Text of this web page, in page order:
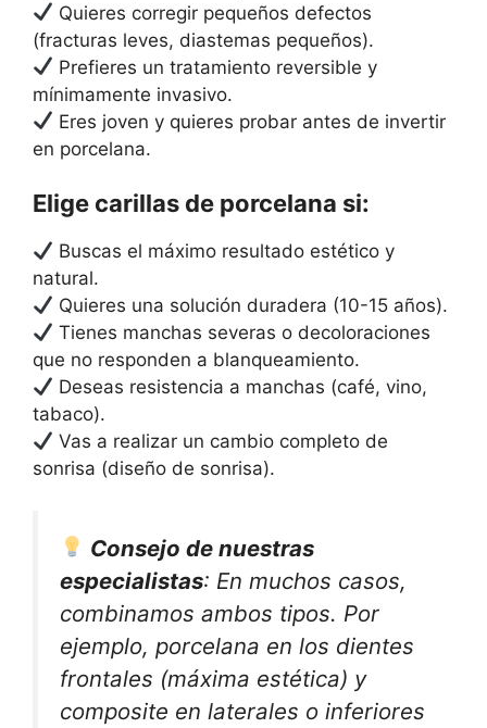
Quieres corregir pequeños defectos
(fracturas leves, diastemas pequeños).
Prefieres un tratamiento reversible y
mínimamente invasivo.
Eres joven y quieres probar antes de invertir
en porcelana.
Elige carillas de porcelana si:
Buscas el máximo resultado estético y
natural.
Quieres una solución duradera (10-15 años).
Tienes manchas severas o decoloraciones
que no responden a blanqueamiento.
Deseas resistencia a manchas (café, vino,
tabaco).
Vas a realizar un cambio completo de
sonrisa (diseño de sonrisa).
Consejo de nuestras
especialistas: En muchos casos,
combinamos ambos tipos. Por
ejemplo, porcelana en los dientes
frontales (máxima estética) y
composite en laterales o inferiores